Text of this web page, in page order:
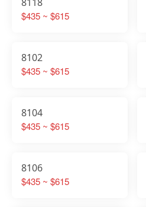
$435 ~ $615
8102
$435 ~ $615
8104
$435 ~ $615
8106
$435 ~ $615